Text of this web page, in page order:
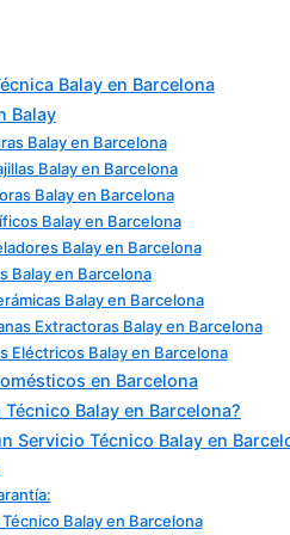
Balay en Barcelona
Balay
Balay en Barcelona
Balay en Barcelona
Balay en Barcelona
Balay en Barcelona
Balay en Barcelona
Balay en Barcelona
Balay en Barcelona
Extractoras Balay en Barcelona
Eléctricos Balay en Barcelona
en Barcelona
Balay en Barcelona?
Servicio Técnico Balay en
Balay en Barcelona